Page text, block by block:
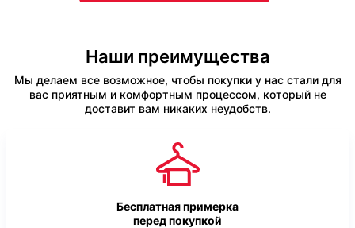
Наши преимущества
Мы делаем все возможное, чтобы покупки у нас стали для
вас приятным и комфортным процессом, который не
доставит вам никаких неудобств.
Бесплатная примерка
перед покупкой